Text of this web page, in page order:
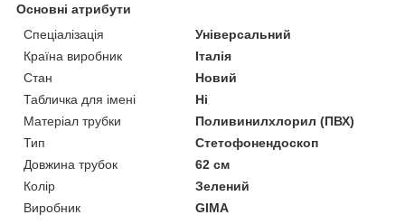
Основні атрибути
Спеціалізація
Універсальний
Країна виробник
Італія
Стан
Новий
Табличка для імені
Ні
Матеріал трубки
Поливинилхлорил (ПВХ)
Тип
Стетофонендоскоп
Довжина трубок
62 см
Колір
Зелений
Виробник
GIMA